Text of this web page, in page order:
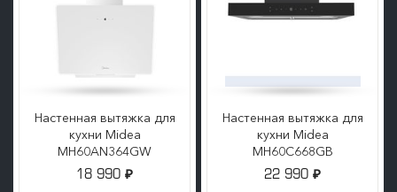
Настенная вытяжка для
кухни Midea
MH60AN364GW
18 990 ₽
Настенная вытяжка для
кухни Midea
MH60C668GB
22 990 ₽